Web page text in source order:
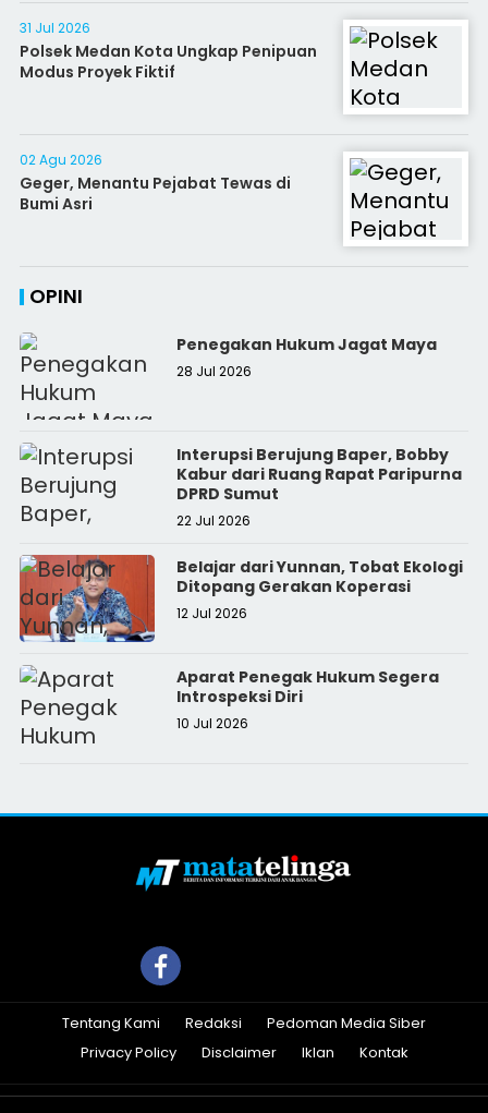
31 Jul 2026
Polsek Medan Kota Ungkap Penipuan
Modus Proyek Fiktif
02 Agu 2026
Geger, Menantu Pejabat Tewas di
Bumi Asri
OPINI
Penegakan Hukum Jagat Maya
28 Jul 2026
Interupsi Berujung Baper, Bobby
Kabur dari Ruang Rapat Paripurna
DPRD Sumut
22 Jul 2026
Belajar dari Yunnan, Tobat Ekologi
Ditopang Gerakan Koperasi
12 Jul 2026
Aparat Penegak Hukum Segera
Introspeksi Diri
10 Jul 2026
Tentang Kami Redaksi
Pedoman Media Siber
Privacy Policy
Disclaimer Iklan Kontak